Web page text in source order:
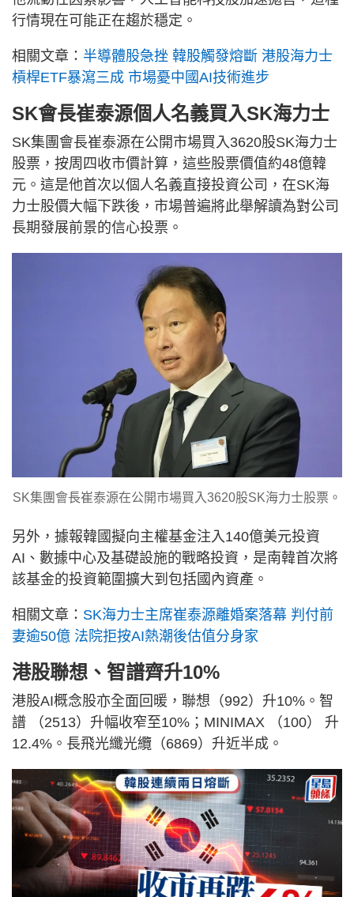
行情現在可能正在趨於穩定。
相關文章： 半導體股急挫 韓股觸發熔斷 港股海力士
槓桿ETF暴瀉三成 市場憂中國AI技術進步
SK會長崔泰源個人名義買入SK海力士
SK集團會長崔泰源在公開市場買入3620股SK海力士
股票，按周四收市價計算，這些股票價值約48億韓
元。這是他首次以個人名義直接投資公司，在SK海
力士股價大幅下跌後，市場普遍將此舉解讀為對公司
長期發展前景的信心投票。
SK集團會長崔泰源在公開市場買入3620股SK海力士股票。
另外，據報韓國擬向主權基金注入140億美元投資
AI、數據中心及基礎設施的戰略投資，是南韓首次將
該基金的投資範圍擴大到包括國內資產。
相關文章： SK海力士主席崔泰源離婚案落幕 判付前
妻逾50億 法院拒按AI熱潮後估值分身家
港股聯想、智譜齊升10%
港股AI概念股亦全面回暖，聯想（992）升10%。智
譜 （2513）升幅收窄至10%；MINIMAX （100） 升
12.4%。長飛光纖光纜（6869）升近半成。